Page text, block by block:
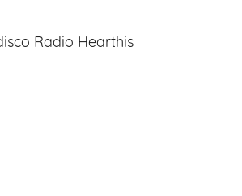
Radio Hearthis